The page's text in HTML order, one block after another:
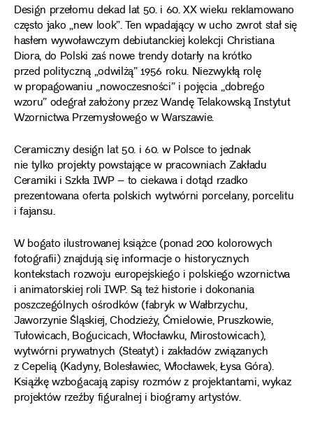
Design przełomu dekad lat 50. i 60. XX wieku reklamowano
często jako „new look”. Ten wpadający w ucho zwrot stał się
hasłem wywoławczym debiutanckiej kolekcji Christiana
Diora, do Polski zaś nowe trendy dotarły na krótko
przed polityczną „odwilżą” 1956 roku. Niezwykłą rolę
w propagowaniu „nowoczesności” i pojęcia „dobrego
wzoru” odegrał założony przez Wandę Telakowską Instytut
Wzornictwa Przemysłowego w Warszawie.
Ceramiczny design lat 50. i 60. w Polsce to jednak
nie tylko projekty powstające w pracowniach Zakładu
Ceramiki i Szkła IWP – to ciekawa i dotąd rzadko
prezentowana oferta polskich wytwórni porcelany, porcelitu
i fajansu.
W bogato ilustrowanej książce (ponad 200 kolorowych
fotografii) znajdują się informacje o historycznych
kontekstach rozwoju europejskiego i polskiego wzornictwa
i animatorskiej roli IWP. Są też historie i dokonania
poszczególnych ośrodków (fabryk w Wałbrzychu,
Jaworzynie Śląskiej, Chodzieży, Ćmielowie, Pruszkowie,
Tułowicach, Bogucicach, Włocławku, Mirostowicach),
wytwórni prywatnych (Steatyt) i zakładów związanych
z Cepelią (Kadyny, Bolesławiec, Włocławek, Łysa Góra).
Książkę wzbogacają zapisy rozmów z projektantami, wykaz
projektów rzeźby figuralnej i biogramy artystów.